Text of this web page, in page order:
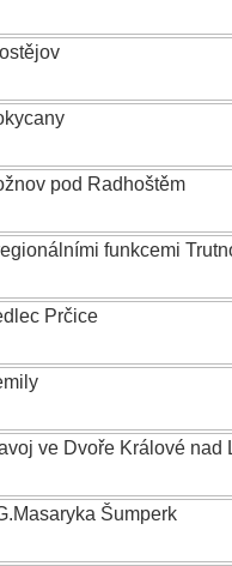
pod Radhoštěm
funkcemi
Prčice
ve Dvoře Králové nad
Šumperk